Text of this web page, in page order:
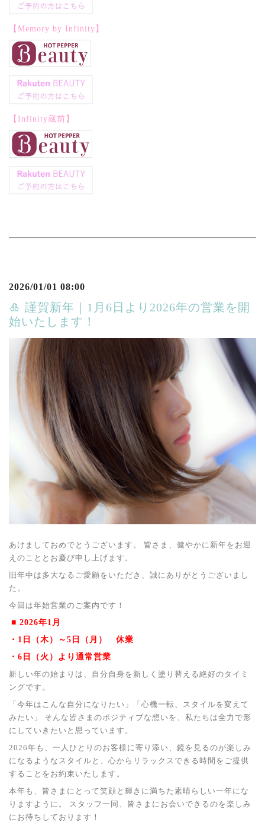
【Memory by Infinity】
【Infinity蔵前】
2026/01/01 08:00
🎍 謹賀新年｜1月6日より2026年の営業を開
始いたします！
あけましておめでとうございます。 皆さま、健やかに新年をお迎
えのこととお慶び申し上げます。
旧年中は多大なるご愛顧をいただき、誠にありがとうございまし
た。
今回は年始営業のご案内です！
■ 2026年1月
・1日（木）～5日（月） 休業
・6日（火）より通常営業
新しい年の始まりは、自分自身を新しく塗り替える絶好のタイミ
ングです。
「今年はこんな自分になりたい」「心機一転、スタイルを変えて
みたい」 そんな皆さまのポジティブな想いを、私たちは全力で形
にしていきたいと思っています。
2026年も、一人ひとりのお客様に寄り添い、鏡を見るのが楽しみ
になるようなスタイルと、心からリラックスできる時間をご提供
することをお約束いたします。
本年も、皆さまにとって笑顔と輝きに満ちた素晴らしい一年にな
りますように。 スタッフ一同、皆さまにお会いできるのを楽しみ
にお待ちしております！